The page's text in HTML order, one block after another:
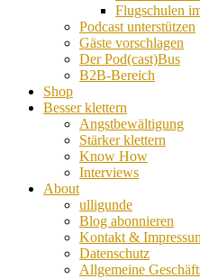
Flugschulen
Podcast unterstützen
Gäste vorschlagen
Der Pod(cast)Bus
B2B-Bereich
Shop
Besser klettern
Angstbewältigung
Stärker klettern
Know How
Interviews
About
ulligunde
Blog abonnieren
Kontakt &
Datenschutz
Allgemeine